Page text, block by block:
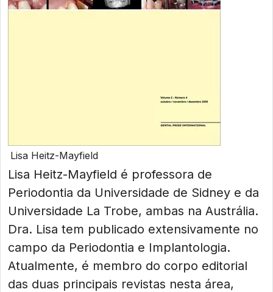
Lisa Heitz-Mayfield
Lisa Heitz-Mayfield é professora de
Periodontia da Universidade de Sidney e da
Universidade La Trobe, ambas na Austrália.
Dra. Lisa tem publicado extensivamente no
campo da Periodontia e Implantologia.
Atualmente, é membro do corpo editorial
das duas principais revistas nesta área,